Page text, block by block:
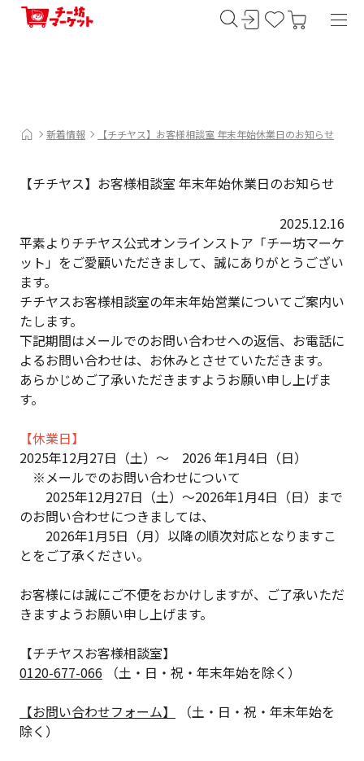
新着情報 【チチヤス】お客様相談室 年末年始休業日のお知らせ
【チチヤス】お客様相談室 年末年始休業日のお知らせ
2025.12.16
平素よりチチヤス公式オンラインストア「チー坊マーケ
ット」をご愛顧いただきまして、誠にありがとうござい
ます。
チチヤスお客様相談室の年末年始営業についてご案内い
たします。
下記期間はメールでのお問い合わせへの返信、お電話に
よるお問い合わせは、お休みとさせていただきます。
あらかじめご了承いただきますようお願い申し上げま
す。
【休業日】
2025年12月27日（土）～ 2026 年1月4日（日）
※メールでのお問い合わせについて
2025年12月27日（土）～2026年1月4日（日）まで
のお問い合わせにつきましては、
2026年1月5日（月）以降の順次対応となりますこ
とをご了承ください。
お客様には誠にご不便をおかけしますが、ご了承いただ
きますようお願い申し上げます。
【チチヤスお客様相談室】
0120-677-066 （土・日・祝・年末年始を除く）
【お問い合わせフォーム】
（土・日・祝・年末年始を
除く）